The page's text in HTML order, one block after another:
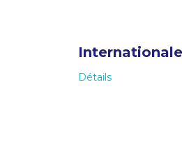
Détails